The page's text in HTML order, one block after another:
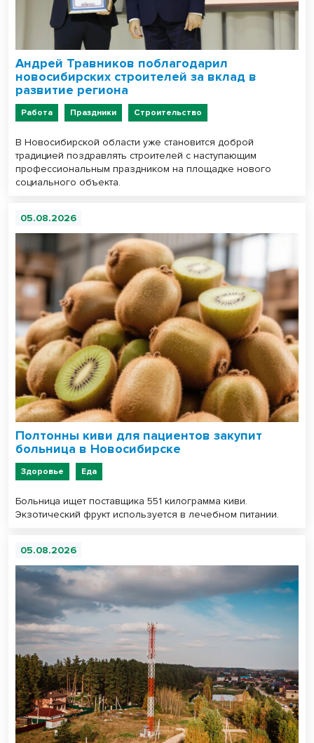
Андрей Травников поблагодарил
новосибирских строителей за вклад в
развитие региона
Работа Праздники Строительство
В Новосибирской области уже становится доброй
традицией поздравлять строителей с наступающим
профессиональным праздником на площадке нового
социального объекта.
05.08.2026
Полтонны киви для пациентов закупит
больница в Новосибирске
Здоровье Еда
Больница ищет поставщика 551 килограмма киви.
Экзотический фрукт используется в лечебном питании.
05.08.2026